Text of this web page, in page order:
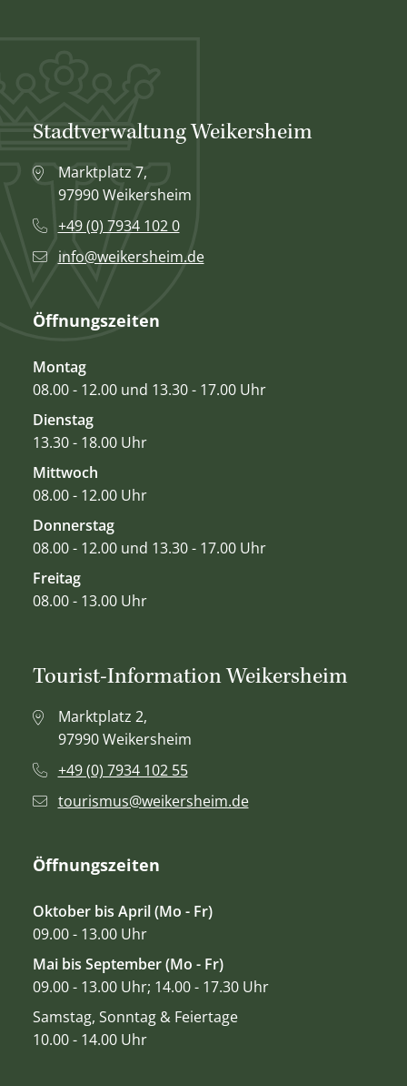
Stadtverwaltung Weikersheim
Marktplatz 7,
97990 Weikersheim
+49 (0) 7934 102 0
info@weikersheim.de
Öffnungszeiten
Montag
08.00 - 12.00 und 13.30 - 17.00 Uhr
Dienstag
13.30 - 18.00 Uhr
Mittwoch
08.00 - 12.00 Uhr
Donnerstag
08.00 - 12.00 und 13.30 - 17.00 Uhr
Freitag
08.00 - 13.00 Uhr
Tourist-Information Weikersheim
Marktplatz 2,
97990 Weikersheim
+49 (0) 7934 102 55
tourismus@weikersheim.de
Öffnungszeiten
Oktober bis April (Mo - Fr)
09.00 - 13.00 Uhr
Mai bis September (Mo - Fr)
09.00 - 13.00 Uhr; 14.00 - 17.30 Uhr
Samstag, Sonntag & Feiertage
10.00 - 14.00 Uhr